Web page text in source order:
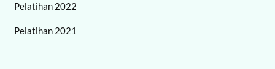
Pelatihan 2022
Pelatihan 2021